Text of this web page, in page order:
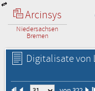
Arcinsys
Niedersachsen
Bremen
Digitalisate von